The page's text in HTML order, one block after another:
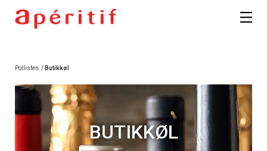
Pollisten / Butikkøl
BUTIKKØL